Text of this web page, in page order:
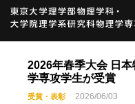
2026年春季大会 日
学専攻学生が受賞
受賞・表彰 2026/06/03